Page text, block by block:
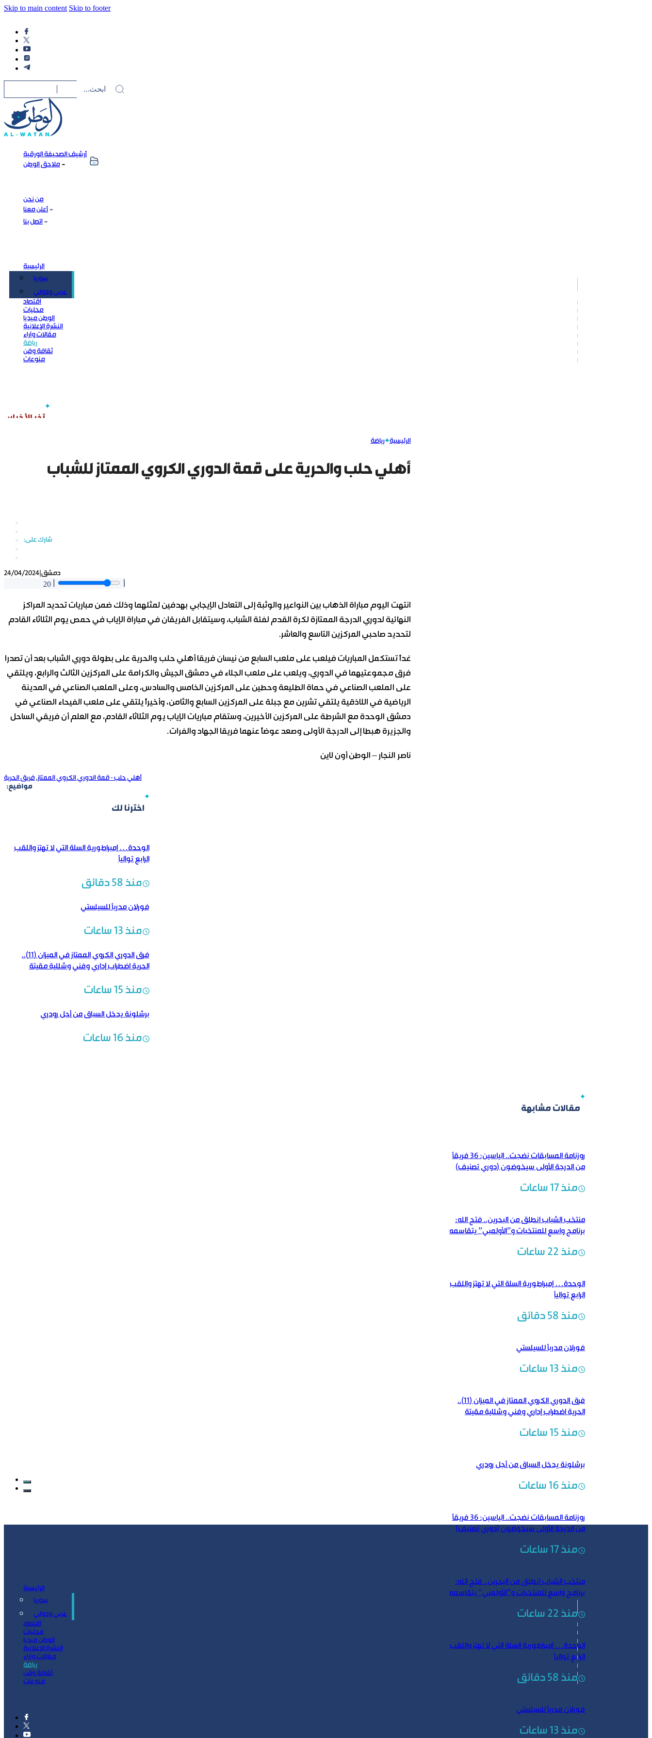
Skip to main content Skip to footer
أرشيف الصحيفة الورقية
ملاحق الوطن
من نحن
أعلن معنا
اتصل بنا
الرئيسية
سوريا
عربي ودولي
اقتصاد
محليات
الوطن ميديا
النشرة الإعلانية
مقالات وآراء
رياضة
ثقافة وفن
منوعات
الرئيسية رياضة
أهلي حلب والحرية على قمة الدوري الكروي الممتاز للشباب
24/04/2024 دمشق
20
انتهت اليوم مباراة الذهاب بين النواعير والوثبة إلى التعادل الإيجابي بهدفين لمثلهما وذلك ضمن مباريات تحديد المراكز
النهائية لدوري الدرجة الممتازة لكرة القدم لفئة الشباب، وسيتقابل الفريقان في مباراة الإياب في حمص يوم الثلاثاء القادم
لتحديد صاحبي المركزين التاسع والعاشر.
غداً تستكمل المباريات فيلعب على ملعب السابع من نيسان فريقا أهلي حلب والحرية على بطولة دوري الشباب بعد أن تصدرا
فرق مجموعتيهما في الدوري، ويلعب على ملعب الجلاء في دمشق الجيش والكرامة على المركزين الثالث والرابع، ويلتقي
على الملعب الصناعي في حماة الطليعة وحطين على المركزين الخامس والسادس، وعلى الملعب الصناعي في المدينة
الرياضية في اللاذقية يلتقي تشرين مع جبلة على المركزين السابع والثامن، وأخيراً يلتقي على ملعب الفيحاء الصناعي في
دمشق الوحدة مع الشرطة على المركزين الأخيرين، وستقام مباريات الإياب يوم الثلاثاء القادم، مع العلم أن فريقي الساحل
والجزيرة هبطا إلى الدرجة الأولى وصعد عوضاً عنهما فريقا الجهاد والفرات.
ناصر النجار – الوطن أون لاين
أهلي حلب - قمة الدوري الكروي الممتاز,فريق الحرية
مواضيع:
اخترنا لك
الوحدة… إمبراطورية السلة التي لا تهتز واللقب
الرابع توالياً
منذ 58 دقائق
فورلان مدرباً للسيلستي
منذ 13 ساعات
فرق الدوري الكروي الممتاز في الميزان (11)..
الحرية اضطراب إداري وفني وشللية مقيتة
منذ 15 ساعات
برشلونة يدخل السباق من أجل رودري
منذ 16 ساعات
مقالات مشابهة
روزنامة المسابقات نضجت.. الياسين: 36 فريقاً
من الدرجة الأولى سيخوضون (دوري تصنيف)
منذ 17 ساعات
منتخب الشباب انطلق من البحرين.. فتح الله:
برنامج واسع للمنتخبات و”الأولمبي” يتقاسمه
منذ 22 ساعات
الوحدة… إمبراطورية السلة التي لا تهتز واللقب
الرابع توالياً
منذ 58 دقائق
فورلان مدرباً للسيلستي
منذ 13 ساعات
فرق الدوري الكروي الممتاز في الميزان (11)..
الحرية اضطراب إداري وفني وشللية مقيتة
منذ 15 ساعات
برشلونة يدخل السباق من أجل رودري
منذ 16 ساعات
روزنامة المسابقات نضجت.. الياسين: 36 فريقاً
من الدرجة الأولى سيخوضون (دوري تصنيف)
منذ 17 ساعات
منتخب الشباب انطلق من البحرين.. فتح الله:
برنامج واسع للمنتخبات و”الأولمبي” يتقاسمه
منذ 22 ساعات
الوحدة… إمبراطورية السلة التي لا تهتز واللقب
الرابع توالياً
منذ 58 دقائق
فورلان مدرباً للسيلستي
منذ 13 ساعات
الرئيسية
سوريا
عربي ودولي
اقتصاد
محليات
الوطن ميديا
النشرة الإعلانية
مقالات وآراء
رياضة
ثقافة وفن
منوعات